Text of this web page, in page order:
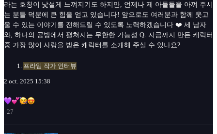
라는 호칭이 낯설게 느껴지기도 하지만, 언제나 제 아들들을 아껴 주시
는 분들 덕분에 큰 힘을 얻고 있습니다! 앞으로도 여러분과 함께 웃고
울 수 있는 이야기를 전해드릴 수 있도록 노력하겠습니다 ❤️ 세 남자
와, 하나의 공방에서 펼쳐지는 무한한 가능성 Q. 지금까지 만든 캐릭터
중 가장 많이 사랑을 받은 캐릭터를 소개해 주실 수 있나요?
프라임 작가 인터뷰
2 oct. 2025 15:38
27